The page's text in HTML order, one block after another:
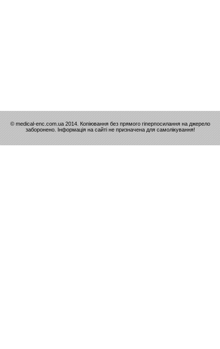
© medical-enc.com.ua 2014. Копіювання без прямого гіперпосилання на джерело
заборонено. Інформація на сайті не призначена для самолікування!